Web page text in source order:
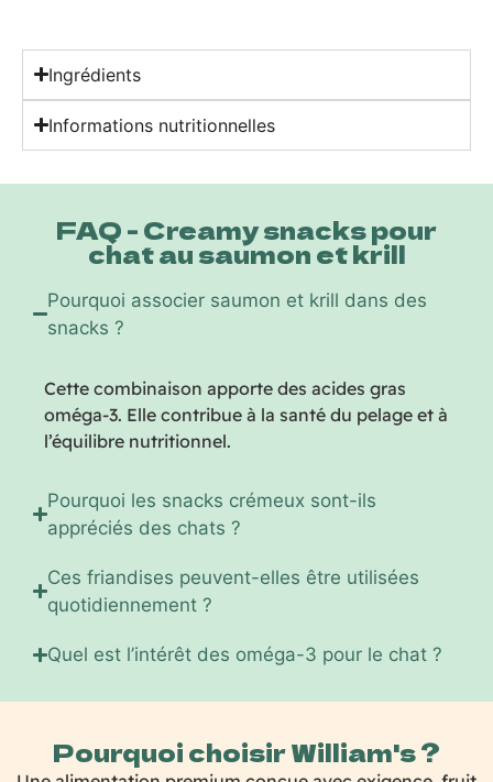
Ingrédients
Informations nutritionnelles
FAQ - Creamy snacks pour
chat au saumon et krill
Pourquoi associer saumon et krill dans des
snacks ?
Cette combinaison apporte des acides gras
oméga-3. Elle contribue à la santé du pelage et à
l’équilibre nutritionnel.
Pourquoi les snacks crémeux sont-ils
appréciés des chats ?
Ces friandises peuvent-elles être utilisées
quotidiennement ?
Quel est l’intérêt des oméga-3 pour le chat ?
Pourquoi choisir William's ?